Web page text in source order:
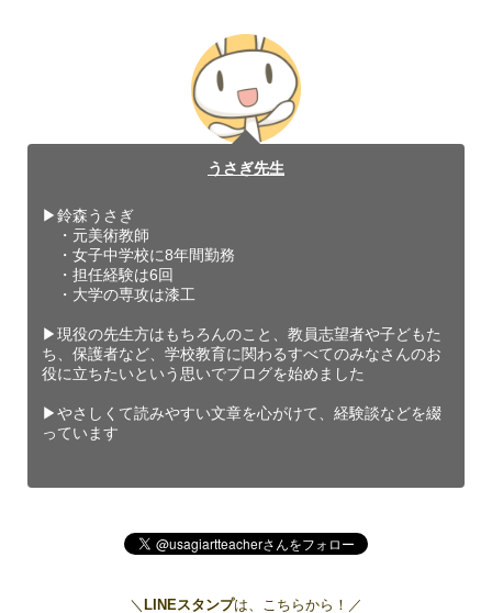
うさぎ先生
▶︎鈴森うさぎ
・元美術教師
・女子中学校に8年間勤務
・担任経験は6回
・大学の専攻は漆工
▶︎現役の先生方はもちろんのこと、教員志望者や子どもた
ち、保護者など、学校教育に関わるすべてのみなさんのお
役に立ちたいという思いでブログを始めました
▶︎やさしくて読みやすい文章を心がけて、経験談などを綴
っています
＼ LINEスタンプは、こちらから！／